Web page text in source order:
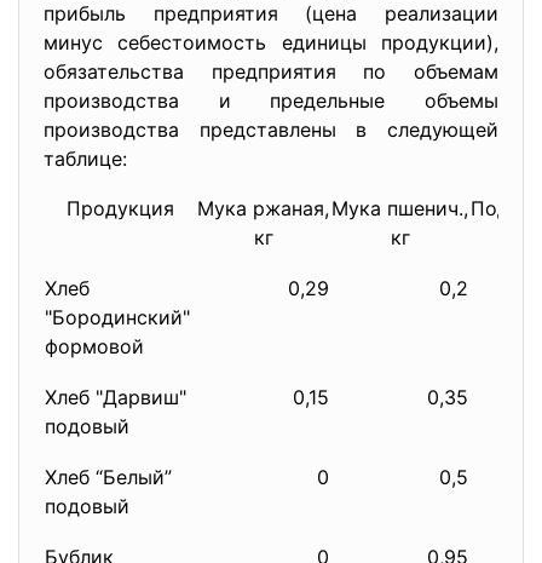
прибыль предприятия (цена реализации
минус себестоимость единицы продукции),
обязательства предприятия по объемам
производства и предельные объемы
производства представлены в следующей
таблице:
Продукция
Мука ржаная,
кг
Мука пшенич.,
кг
Хлеб
"Бородинский"
формовой
0,29 0,2
Хлеб "Дарвиш"
подовый
0,15 0,35
Хлеб “Белый”
подовый
0 0,5
Бублик 0 0,95